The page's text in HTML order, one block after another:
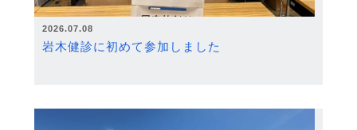
2026.07.08
岩木健診に初めて参加しました